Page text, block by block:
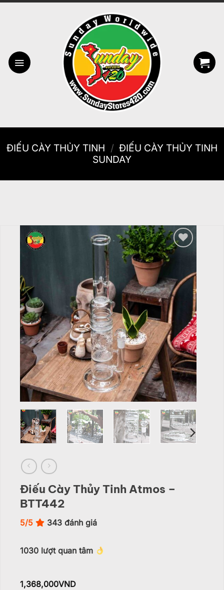
Bỏ
ĐIẾU CÀY THỦY TINH / ĐIẾU CÀY THỦY TINH
SUNDAY
Add to
Điếu Cày Thủy Tinh Atmos –
BTT442
5/5 343 đánh giá
1030 lượt quan tâm
1,368,000VND